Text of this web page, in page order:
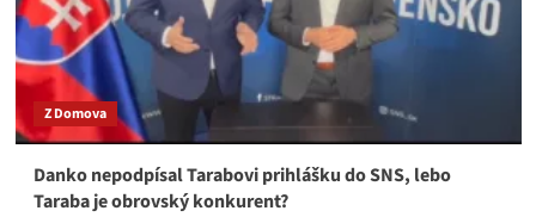
Z Domova
Danko nepodpísal Tarabovi prihlášku do SNS, lebo
Taraba je obrovský konkurent?